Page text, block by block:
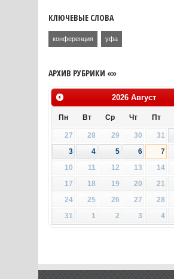
КЛЮЧЕВЫЕ СЛОВА
конференция уфа
АРХИВ РУБРИКИ «»
2026 Август
Пн Вт Ср Чт Пт
27 28 29 30 31
3
4 5 6 7
10
11 12 13 14
17
18 19 20 21
24
25 26 27 28
31
1 2 3 4